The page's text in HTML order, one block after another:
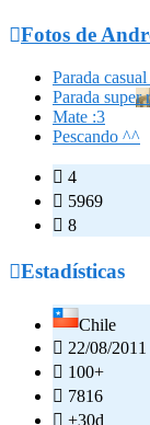
Fotos de
Parada casual
Parada super
Mate :3
Pescando ^^
 4
 5969
 8
Estadísticas
Chile
 22/08/2011
 100+
 7816
 +30d